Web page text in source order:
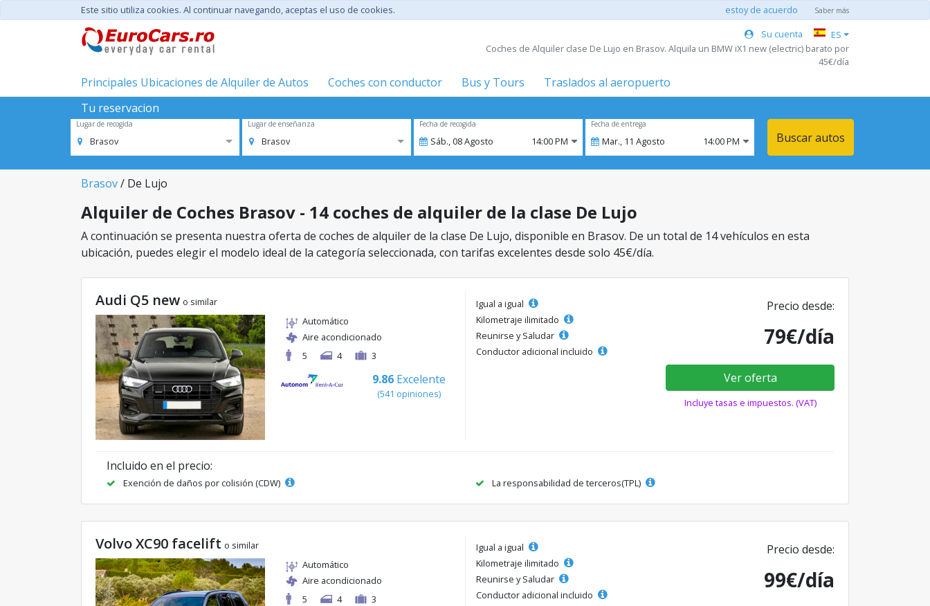
Este sitio utiliza cookies. Al continuar navegando, aceptas el uso de cookies. estoy de acuerdo Saber más
Su cuenta
ES
Coches de Alquiler clase De Lujo en Brasov. Alquila un BMW iX1 new (electric) barato por
45€/día
Principales Ubicaciones de Alquiler de Autos Coches con conductor Bus y Tours
Traslados al aeropuerto
Tu reservacion
Lugar de recogida
Brasov
Lugar de enseñanza
Brasov
Fecha de recogida
Sáb.,08Agosto 14:00 PM
Fecha de entrega
Mar., 11 Agosto 14:00 PM Buscar autos
Brasov/ De Lujo
Alquiler de Coches Brasov - 14 coches de alquiler de la clase De Lujo
A continuación se presenta nuestra oferta de coches de alquiler de la clase De Lujo, disponible en Brasov. De un total de 14 vehículos en esta
ubicación, puedes elegir el modelo ideal de la categoría seleccionada, con tarifas excelentes desde solo 45€/día.
Audi Q5 new o similar
Automático
Aire acondicionado
5
4 3
9.86 Excelente
(541 opiniones)
Igual a igual
Kilometraje ilimitado
Reunirse y Saludar
Conductor adicional incluido
Precio desde:
79€/día
Ver oferta
Incluye tasas e impuestos. (VAT)
Incluido en el precio:
Exención de daños por colisión (CDW) La responsabilidad de terceros(TPL)
Volvo XC90 facelift o similar
Automático
Aire acondicionado
5
4 3
Igual a igual
Kilometraje ilimitado
Reunirse y Saludar
Conductor adicional incluido
Precio desde:
99€/día